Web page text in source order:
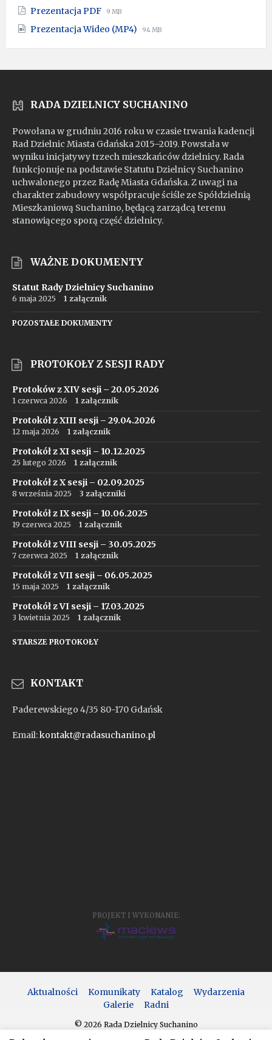
Prezentacja PDF File
pdf
File
9 MB
Prezentacja Wideo (MP4) File
mp4
File
94 MB
RADA DZIELNICY SUCHANINO
Powołana w grudniu 2016 roku w czasie trwania kadencji
Rad Dzielnic Miasta Gdańska 2015–2019. Powstała w
wyniku inicjatywy trzech mieszkańców dzielnicy. Rada
funkcjonuje na podstawie Statutu Dzielnicy Suchanino
uchwalonego przez Radę Miasta Gdańska. Z uwagi na
charakter zabudowy współpracuje ściśle ze Spółdzielnią
Mieszkaniową Suchanino, będącą zarządcą terenu
stanowiącego sporą część dzielnicy.
WAŻNE DOKUMENTY
Statut Rady Dzielnicy Suchanino
6 maja 2025 1 załącznik
POZOSTAŁE DOKUMENTY
PROTOKOŁY Z SESJI RADY
Protoków z XIV sesji – 20.05.2026
1 czerwca 2026 1 załącznik
Protokół z XIII sesji – 29.04.2026
12 maja 2026 1 załącznik
Protokół z XI sesji – 10.12.2025
25 lutego 2026 1 załącznik
Protokół z X sesji – 02.09.2025
8 września 2025 3 załączniki
Protokół z IX sesji – 10.06.2025
19 czerwca 2025 1 załącznik
Protokół z VIII sesji – 30.05.2025
7 czerwca 2025 1 załącznik
Protokół z VII sesji – 06.05.2025
15 maja 2025 1 załącznik
Protokół z VI sesji – 17.03.2025
3 kwietnia 2025 1 załącznik
STARSZE PROTOKOŁY
KONTAKT
Paderewskiego 4/35 80-170 Gdańsk
Email:kontakt@radasuchanino.pl
PROJEKT I WYKONANIE:
Aktualności Komunikaty Katalog
Wydarzenia
Galerie
Radni
© 2026 Rada Dzielnicy Suchanino